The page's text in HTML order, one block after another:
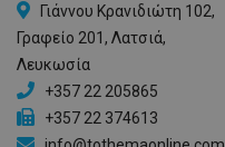
Γιάννου Κρανιδιώτη 102,
Γραφείο 201, Λατσιά,
Λευκωσία
+357 22 205865
+357 22 374613